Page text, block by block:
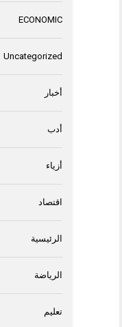
ECONOMIC
Uncategorized
أخبار
أدب
أزياء
اقتصاد
الرئيسية
الرياضة
تعليم